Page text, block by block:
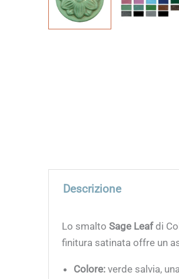
Descrizione
Lo smaltoSage Leafdi
finitura satinata offre un
Colore: verde salvia,